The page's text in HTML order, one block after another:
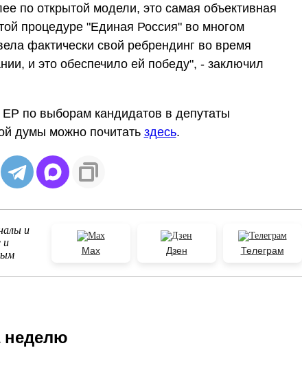
по открытой модели, это самая объективная
процедуре "Единая Россия" во многом
фактически свой ребрендинг во время
и это обеспечило ей победу", - заключил
по выборам кандидатов в депутаты
думы можно почитать здесь.
и
и
Max Дзен Телеграм
неделю